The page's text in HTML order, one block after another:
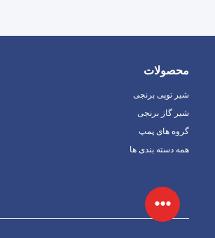
محصولات
شیر توپی برنجی
شیر گاز برنجی
گروه های پمپ
همه دسته بندی ها